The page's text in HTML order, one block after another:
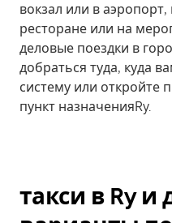
вокзал или в
ресторане или на
деловые поездки в
добраться туда, куда
систему или откройте
пункт назначенияRy.
такси в Ry и